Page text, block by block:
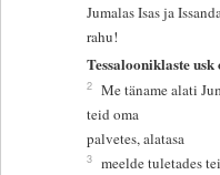
Jumalas Isas ja
rahu!
Tessalooniklaste usk
2 Me täname alati
teid oma
palvetes, alatasa
3 meelde tuletades